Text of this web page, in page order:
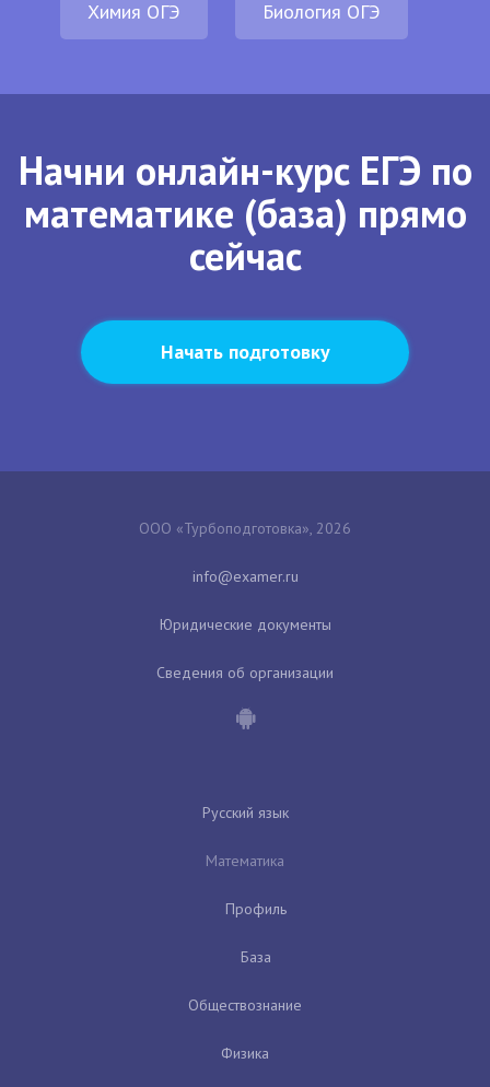
Химия ОГЭ Биология ОГЭ
Начни онлайн-курс ЕГЭ по
математике (база) прямо
сейчас
Начать подготовку
ООО «Турбоподготовка», 2026
Юридические документы
Сведения об организации
Русский язык
Математика
Профиль
База
Обществознание
Физика